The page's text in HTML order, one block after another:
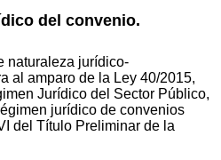
del convenio.
naturaleza jurídico-
al amparo de la Ley 40/2015,
Jurídico del Sector Público,
jurídico de convenios
del Título Preliminar de la